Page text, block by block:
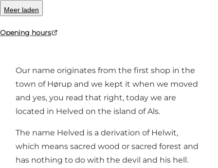
Meer laden
Opening hours
furniture, clothes, books, porcelain, glass, art
Our name originates from the first shop in the
town of Hørup and we kept it when we moved
and yes, you read that right, today we are
located in Helved on the island of Als.
The name Helved is a derivation of Helwit,
which means sacred wood or sacred forest and
has nothing to do with the devil and his hell.